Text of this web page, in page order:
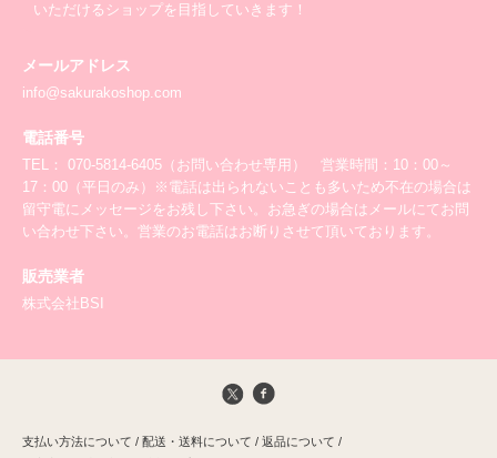
いただけるショップを目指していきます！
メールアドレス
info@sakurakoshop.com
電話番号
TEL： 070-5814-6405（お問い合わせ専用） 営業時間：10：00～
17：00（平日のみ）※電話は出られないことも多いため不在の場合は
留守電にメッセージをお残し下さい。お急ぎの場合はメールにてお問
い合わせ下さい。営業のお電話はお断りさせて頂いております。
販売業者
株式会社BSI
支払い方法について / 配送・送料について / 返品について /